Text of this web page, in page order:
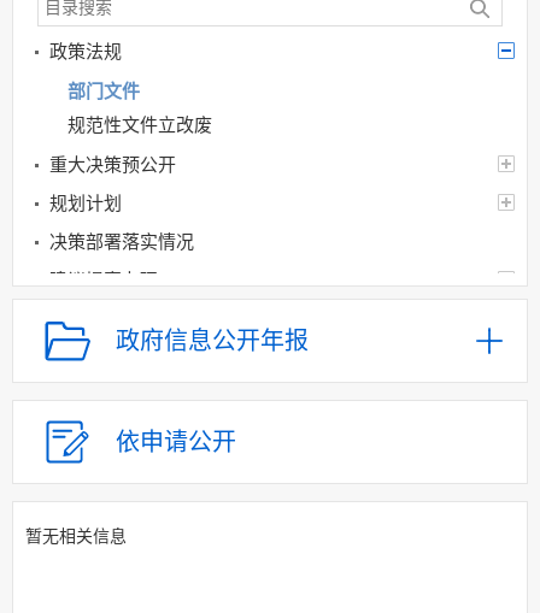
政策法规
部门文件
规范性文件立改废
重大决策预公开
规划计划
决策部署落实情况
建议提案办理
机构领导
机构设置
财政资金
权责清单和动态调
政府信息公开年报
依申请公开
暂无相关信息